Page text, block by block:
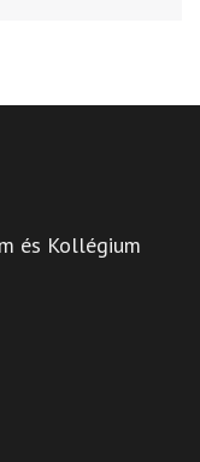
és Kollégium